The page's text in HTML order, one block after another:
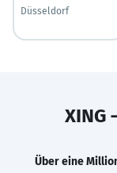
Düsseldorf
XING
Über eine